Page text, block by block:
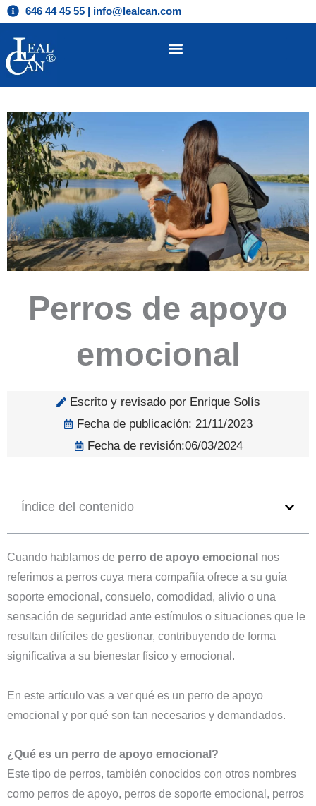
al
contenido
646 44 45 55 | info@lealcan.com
Perros de apoyo
emocional
Escrito y revisado por Enrique Solís
Fecha de publicación: 21/11/2023
Fecha de revisión:06/03/2024
Índice del contenido
Cuando hablamos de perro de apoyo emocional nos
referimos a perros cuya mera compañía ofrece a su guía
soporte emocional, consuelo, comodidad, alivio o una
sensación de seguridad ante estímulos o situaciones que le
resultan difíciles de gestionar, contribuyendo de forma
significativa a su bienestar físico y emocional.
En este artículo vas a ver qué es un perro de apoyo
emocional y por qué son tan necesarios y demandados.
¿Qué es un perro de apoyo emocional?
Este tipo de perros, también conocidos con otros nombres
como perros de apoyo, perros de soporte emocional, perros